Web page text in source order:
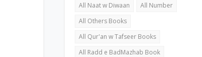
All Naat w Diwaan
All Number
All Others Books
All Qur'an w Tafseer Books
All Radd e BadMazhab Book